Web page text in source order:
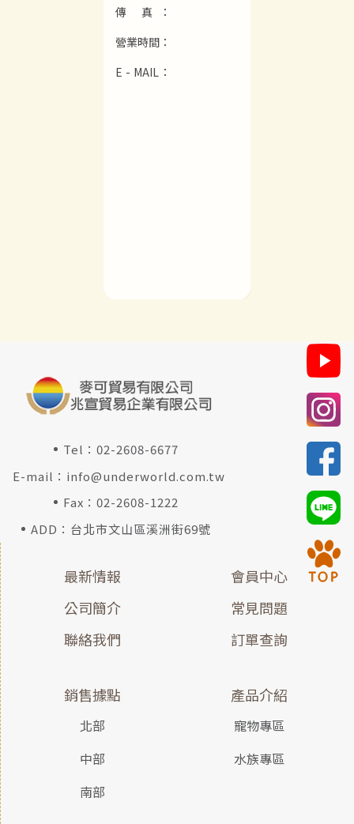
傳 真：
營業時間：
E - MAIL：
Tel：02-2608-6677
E-mail： info@underworld.com.tw
Fax：02-2608-1222
ADD：台北市文山區溪洲街69號
最新情報
公司簡介
聯絡我們
會員中心
常見問題
訂單查詢
銷售據點
北部
中部
南部
產品介紹
寵物專區
水族專區